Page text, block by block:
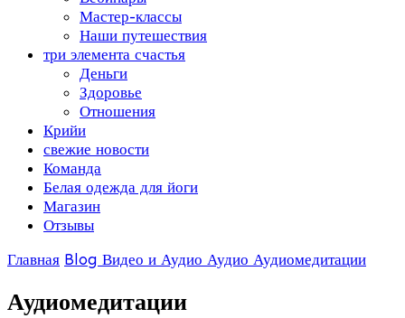
Мастер-классы
Наши путешествия
три элемента счастья
Деньги
Здоровье
Отношения
Крийи
свежие новости
Команда
Белая одежда для йоги
Магазин
Отзывы
Главная Blog Видео и Аудио Аудио Аудиомедитации
Аудиомедитации